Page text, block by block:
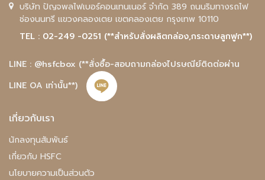
บริษัท ปัญจพลไฟเบอร์คอนเทนเนอร์ จำกัด 389 ถนนริมทางรถไฟ
ช่องนนทรี แขวงคลองเตย เขตคลองเตย กรุงเทพ 10110
TEL : 02-249 -0251 (**สำหรับสั่งผลิตกล่อง,กระดาษลูกฟูก**)
LINE : @hsfcbox (**สั่งซื้อ-สอบถามกล่องไปรษณีย์ติดต่อผ่าน
LINE OA เท่านั้น**)
เกี่ยวกับเรา
นักลงทุนสัมพันธ์
เกี่ยวกับ HSFC
นโยบายความเป็นส่วนตัว